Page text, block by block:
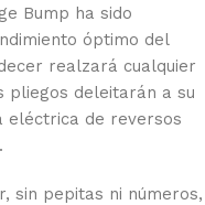
Bump ha sido
óptimo del
realzará cualquier
pliegos deleitarán a su
eléctrica de reversos
sin pepitas ni números,